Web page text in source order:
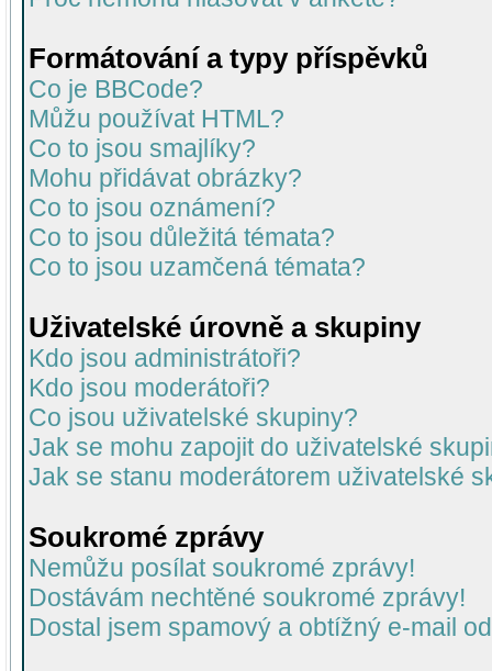
Formátování a typy příspěvků
Co je BBCode?
Můžu používat HTML?
Co to jsou smajlíky?
Mohu přidávat obrázky?
Co to jsou oznámení?
Co to jsou důležitá témata?
Co to jsou uzamčená témata?
Uživatelské úrovně a skupiny
Kdo jsou administrátoři?
Kdo jsou moderátoři?
Co jsou uživatelské skupiny?
Jak se mohu zapojit do uživatelské
Jak se stanu moderátorem uživatelské
Soukromé zprávy
Nemůžu posílat soukromé zprávy!
Dostávám nechtěné soukromé zprávy!
Dostal jsem spamový a obtížný e-mail